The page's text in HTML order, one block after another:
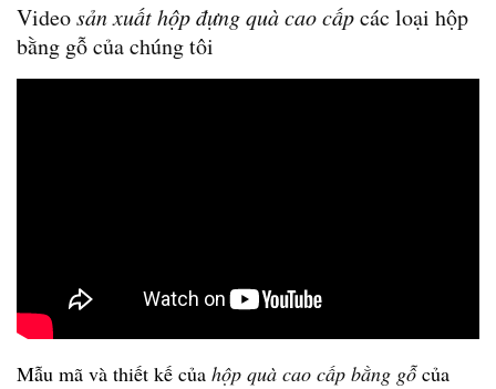
Videosản xuất hộp đựng quà cao cấpcác loại hộp
bằng gỗ của chúng tôi
Mẫu mã và thiết kế của hộp quà cao cấp bằng gỗcủa